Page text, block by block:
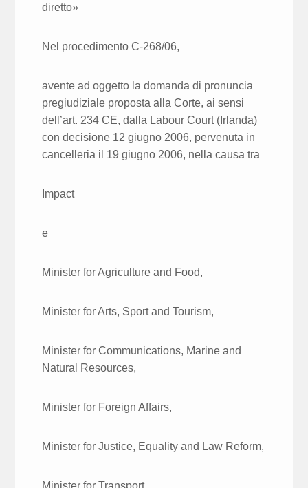
diretto»
Nel procedimento C‑268/06,
avente ad oggetto la domanda di pronuncia
pregiudiziale proposta alla Corte, ai sensi
dell’art. 234 CE, dalla Labour Court (Irlanda)
con decisione 12 giugno 2006, pervenuta in
cancelleria il 19 giugno 2006, nella causa tra
Impact
e
Minister for Agriculture and Food,
Minister for Arts, Sport and Tourism,
Minister for Communications, Marine and
Natural Resources,
Minister for Foreign Affairs,
Minister for Justice, Equality and Law Reform,
Minister for Transport,